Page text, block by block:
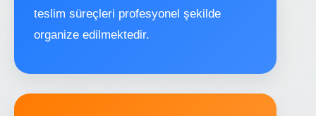
teslim süreçleri profesyonel şekilde
organize edilmektedir.